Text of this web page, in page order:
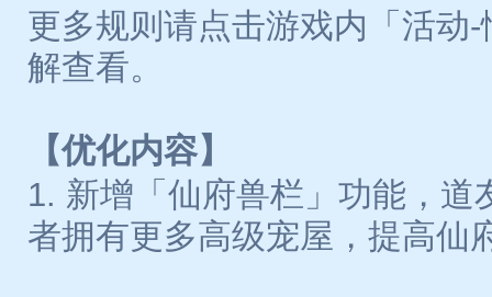
更多规则请点击游戏内「活动
解查看。
【优化内容】
1. 新增「仙府兽栏」功能，道
者拥有更多高级宠屋，提高仙